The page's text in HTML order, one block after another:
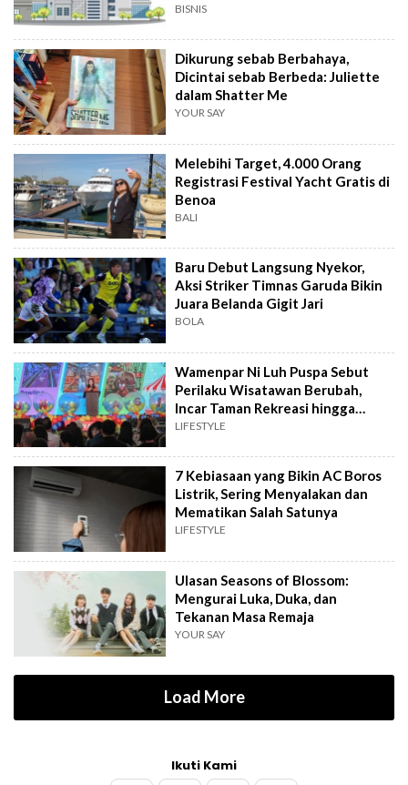
BISNIS
Dikurung sebab Berbahaya,
Dicintai sebab Berbeda: Juliette
dalam Shatter Me
YOUR SAY
Melebihi Target, 4.000 Orang
Registrasi Festival Yacht Gratis di
Benoa
BALI
Baru Debut Langsung Nyekor,
Aksi Striker Timnas Garuda Bikin
Juara Belanda Gigit Jari
BOLA
Wamenpar Ni Luh Puspa Sebut
Perilaku Wisatawan Berubah,
Incar Taman Rekreasi hingga
Atraksi Wisata
LIFESTYLE
7 Kebiasaan yang Bikin AC Boros
Listrik, Sering Menyalakan dan
Mematikan Salah Satunya
LIFESTYLE
Ulasan Seasons of Blossom:
Mengurai Luka, Duka, dan
Tekanan Masa Remaja
YOUR SAY
Load More
Ikuti Kami